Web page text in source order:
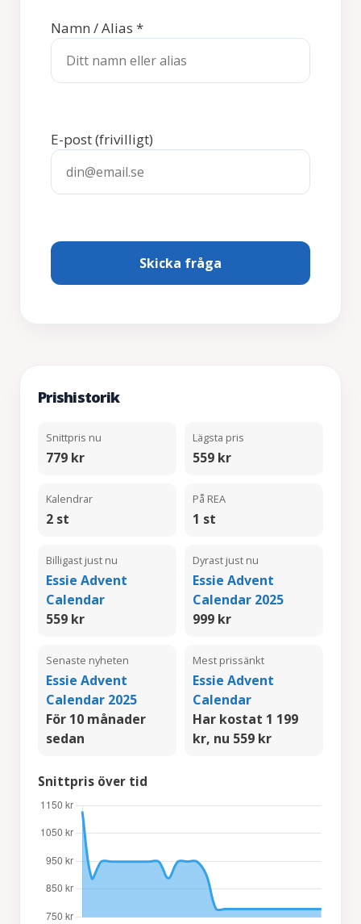
Namn / Alias *
E-post(frivilligt)
Prishistorik
Snittpris nu
779 kr
Lägsta pris
559 kr
Kalendrar
2 st
På REA
1 st
Billigast just nu
Essie Advent
Calendar
559 kr
Dyrast just nu
Essie Advent
Calendar 2025
999 kr
Senaste nyheten
Essie Advent
Calendar 2025
För 10 månader
sedan
Mest prissänkt
Essie Advent
Calendar
Har kostat 1 199
kr, nu 559 kr
Snittpris över tid